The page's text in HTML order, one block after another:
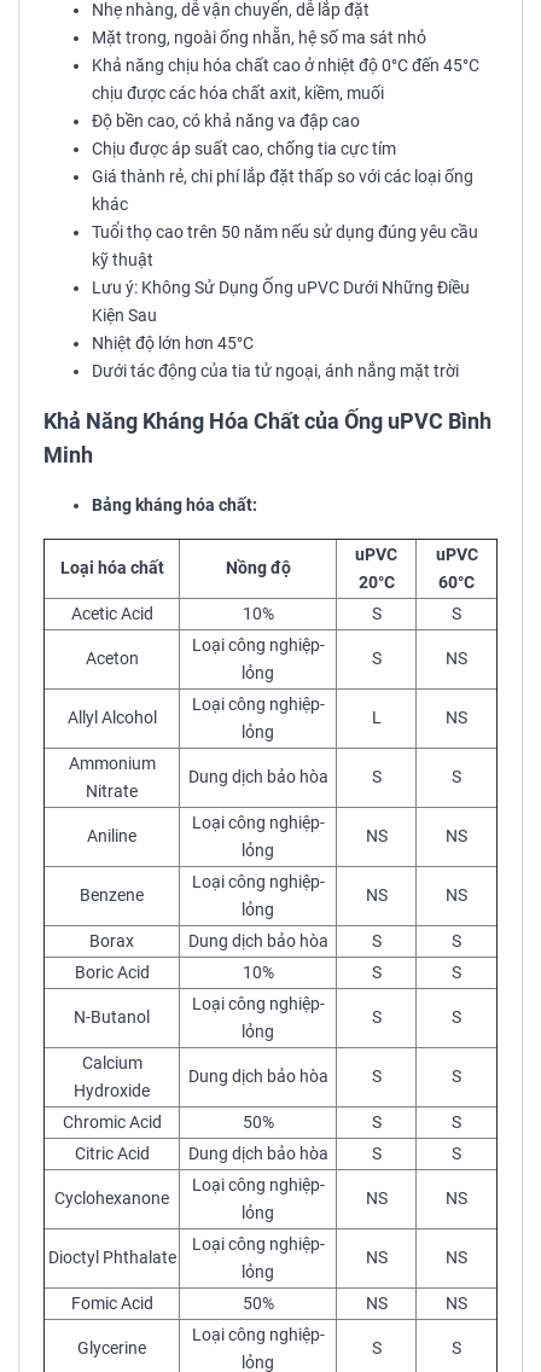
Nhẹ nhàng, dễ vận chuyển, dễ lắp đặt
Mặt trong, ngoài ống nhẵn, hệ số ma sát nhỏ
Khả năng chịu hóa chất cao ở nhiệt độ 0°C đến 45°C
chịu được các hóa chất axit, kiềm, muối
Độ bền cao, có khả năng va đập cao
Chịu được áp suất cao, chống tia cực tím
Giá thành rẻ, chi phí lắp đặt thấp so với các loại ống
khác
Tuổi thọ cao trên 50 năm nếu sử dụng đúng yêu cầu
kỹ thuật
Lưu ý: Không Sử Dụng Ống uPVC Dưới Những Điều
Kiện Sau
Nhiệt độ lớn hơn 45°C
Dưới tác động của tia tử ngoại, ánh nắng mặt trời
Khả Năng Kháng Hóa Chất của Ống uPVC Bình
Minh
Bảng kháng hóa chất:
Loại hóa chất Nồng độ
uPVC
20°C
uPVC
60°C
Acetic Acid
10% S S
Aceton
Loại công nghiệp-
lỏng
S NS
Allyl Alcohol
Loại công nghiệp-
lỏng
L NS
Ammonium
Nitrate
Dung dịch bảo hòa S S
Aniline
Loại công nghiệp-
lỏng
NS NS
Benzene
Loại công nghiệp-
lỏng
NS NS
Borax Dung dịch bảo hòa S
S
Boric Acid
10% S S
N-Butanol
Loại công nghiệp-
lỏng
S S
Calcium
Hydroxide
Dung dịch bảo hòa S S
Chromic Acid 50% S
S
Citric Acid
Dung dịch bảo hòa S S
Cyclohexanone
Loại công nghiệp-
lỏng
NS NS
Dioctyl Phthalate
Loại công nghiệp-
lỏng
NS NS
Fomic Acid 50% NS NS
Glycerine
Loại công nghiệp-
lỏng
S S